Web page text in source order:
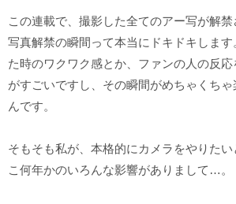
この連載で、撮影した全てのアー写が解禁
写真解禁の瞬間って本当にドキドキしま
た時のワクワク感とか、ファンの人の反
がすごいですし、その瞬間がめちゃくち
んです。
そもそも私が、本格的にカメラをやりたい
こ何年かのいろんな影響がありまして…。